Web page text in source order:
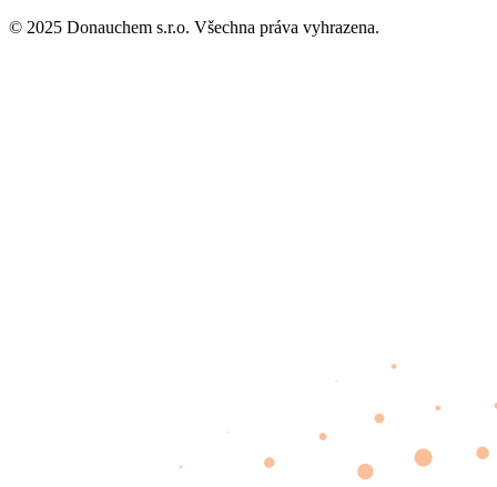
© 2025 Donauchem s.r.o. Všechna práva vyhrazena.